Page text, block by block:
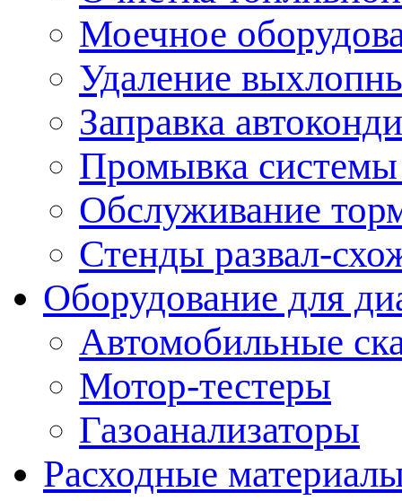
Моечное
Удаление
Заправка
Промывка
Обслуживание
Стенды развал-
Оборудование для
Автомобильные
Мотор-тестеры
Газоанализаторы
Расходные